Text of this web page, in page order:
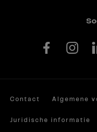
Contact Algemene
Juridische informatie